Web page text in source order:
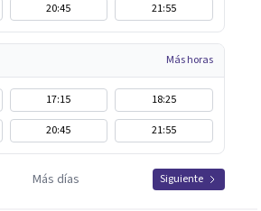
20:45 21:55
Más horas
17:15
18:25
20:45 21:55
Más días Siguiente